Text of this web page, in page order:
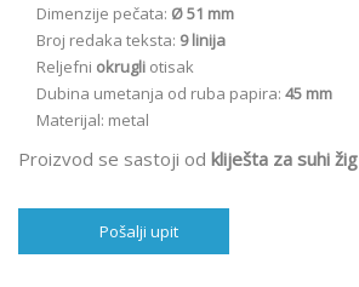
Dimenzije pečata: Ø 51 mm
Broj redaka teksta: 9 linija
Reljefni okrugli otisak
Dubina umetanja od ruba papira: 45 mm
Materijal: metal
Proizvod se sastoji od kliješta za suhi žig
Pošalji upit